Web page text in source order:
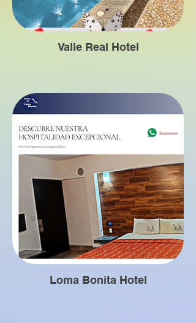
Valle Real Hotel
Loma Bonita Hotel